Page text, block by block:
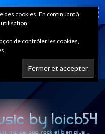
des cookies. En continuant à
utilisation.
de contrôler les cookies,